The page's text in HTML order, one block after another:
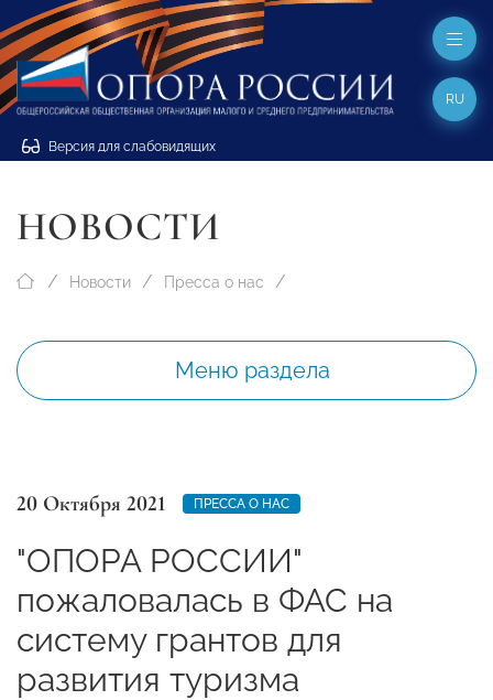
Версия для слабовидящих
RU
НОВОСТИ
Новости Пресса о нас
Меню раздела
20 Октября 2021 ПРЕССА О НАС
"ОПОРА РОССИИ"
пожаловалась в ФАС на
систему грантов для
развития туризма